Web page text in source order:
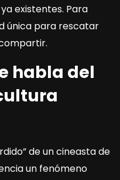
existentes. Para
única para rescatar
habla del
de un cineasta de
un fenómeno